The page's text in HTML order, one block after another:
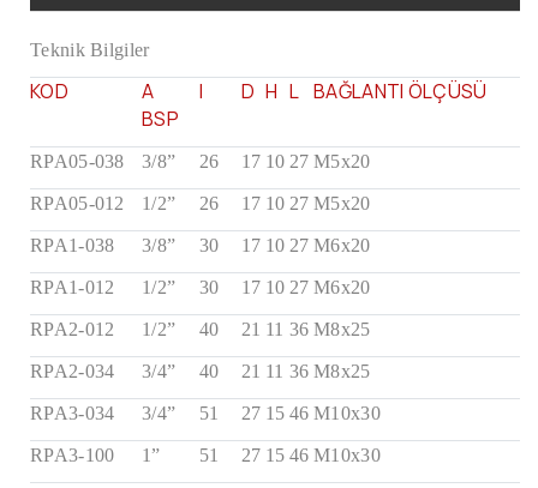
Teknik Bilgiler
KOD
A
BSP
I D H L BAĞLANTI ÖLÇÜSÜ
RPA05-038 3/8” 26 17 10 27 M5x20
RPA05-012 1/2” 26 17 10 27 M5x20
RPA1-038 3/8” 30 17 10 27 M6x20
RPA1-012 1/2” 30 17 10 27 M6x20
RPA2-012 1/2” 40 21 11 36 M8x25
RPA2-034 3/4” 40 21 11 36 M8x25
RPA3-034 3/4” 51 27 15 46 M10x30
RPA3-100 1” 51 27 15 46 M10x30